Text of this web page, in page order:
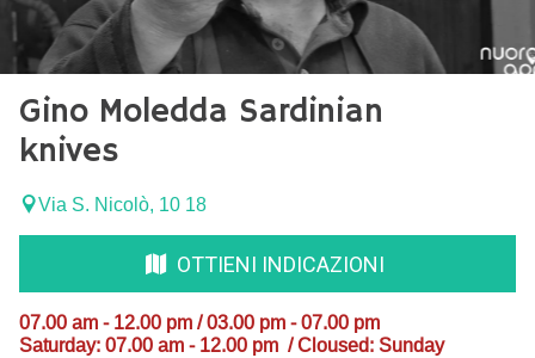
Gino Moledda Sardinian
knives
Via S. Nicolò, 10 18
OTTIENI INDICAZIONI
07.00 am - 12.00 pm / 03.00 pm - 07.00 pm
Saturday: 07.00 am - 12.00 pm / Cloused: Sunday